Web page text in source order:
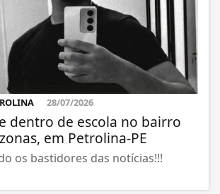
28/07/2026
dentro de escola no bairro
em Petrolina-PE
os bastidores das notícias!!!